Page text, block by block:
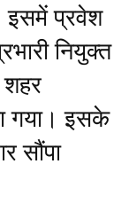
इसमें प्रवेश
नियुक्त
शहर
गया। इसके
सौंपा